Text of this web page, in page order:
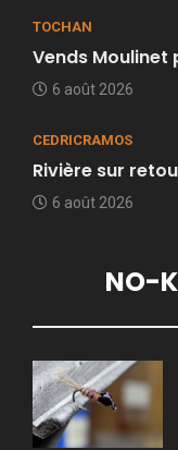
TOCHAN
Vends Moulinet
6 août 2026
CEDRICRAMOS
Rivière sur
6 août 2026
NO-